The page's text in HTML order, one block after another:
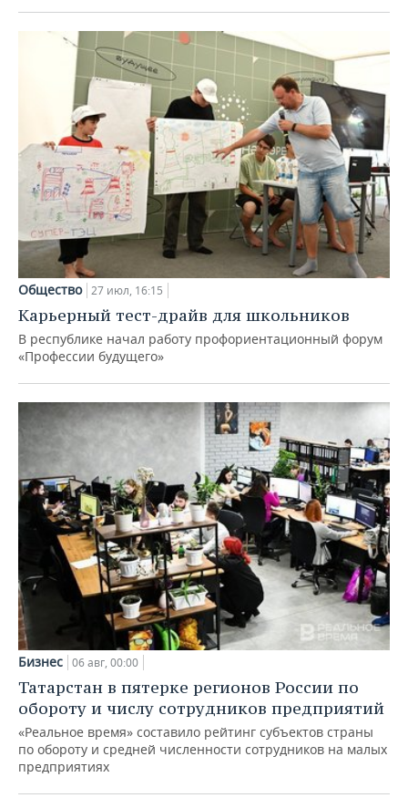
Общество 27 июл, 16:15
Карьерный тест-драйв для школьников
В республике начал работу профориентационный форум
«Профессии будущего»
Бизнес 06 авг, 00:00
Татарстан в пятерке регионов России по
обороту и числу сотрудников предприятий
«Реальное время» составило рейтинг субъектов страны
по обороту и средней численности сотрудников на малых
предприятиях